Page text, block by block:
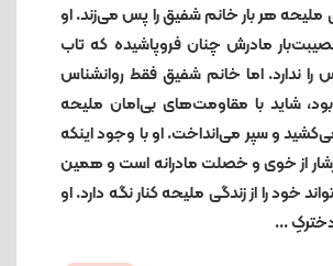
ملیحه هر بار خانم شفیق را پس می‌زند. او
مادرش چنان فروپاشیده که تاب
ندارد. اما خانم شفیق فقط روانشناس
شاید با مقاومت‌های بی‌امان ملیحه
و سپر می‌انداخت. او با وجود اینکه
از خوی و خصلت مادرانه است و همین
خود را از زندگی ملیحه کنار نگه دارد. او
دخترکِ ...